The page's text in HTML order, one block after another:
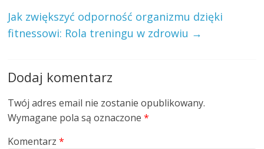
Jak zwiększyć odporność organizmu dzięki
fitnessowi: Rola treningu w zdrowiu →
Dodaj komentarz
Twój adres email nie zostanie opublikowany.
Wymagane pola są oznaczone*
Komentarz*